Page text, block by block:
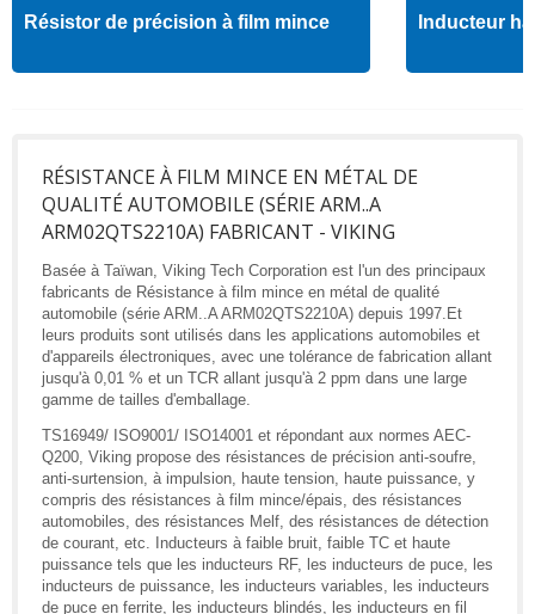
Résistor de précision à film mince Inducteur
RÉSISTANCE À FILM MINCE EN MÉTAL DE
QUALITÉ AUTOMOBILE (SÉRIE ARM..A
ARM02QTS2210A) FABRICANT - VIKING
Basée à Taïwan, Viking Tech Corporation est l'un des principaux
fabricants de Résistance à film mince en métal de qualité
automobile (série ARM..A ARM02QTS2210A) depuis 1997.Et
leurs produits sont utilisés dans les applications automobiles et
d'appareils électroniques, avec une tolérance de fabrication allant
jusqu'à 0,01 % et un TCR allant jusqu'à 2 ppm dans une large
gamme de tailles d'emballage.
TS16949/ ISO9001/ ISO14001 et répondant aux normes AEC-
Q200, Viking propose des résistances de précision anti-soufre,
anti-surtension, à impulsion, haute tension, haute puissance, y
compris des résistances à film mince/épais, des résistances
automobiles, des résistances Melf, des résistances de détection
de courant, etc. Inducteurs à faible bruit, faible TC et haute
puissance tels que les inducteurs RF, les inducteurs de puce, les
inducteurs de puissance, les inducteurs variables, les inducteurs
de puce en ferrite, les inducteurs blindés, les inducteurs en fil